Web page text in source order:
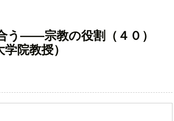
う――宗教の役割（４０）
院教授）